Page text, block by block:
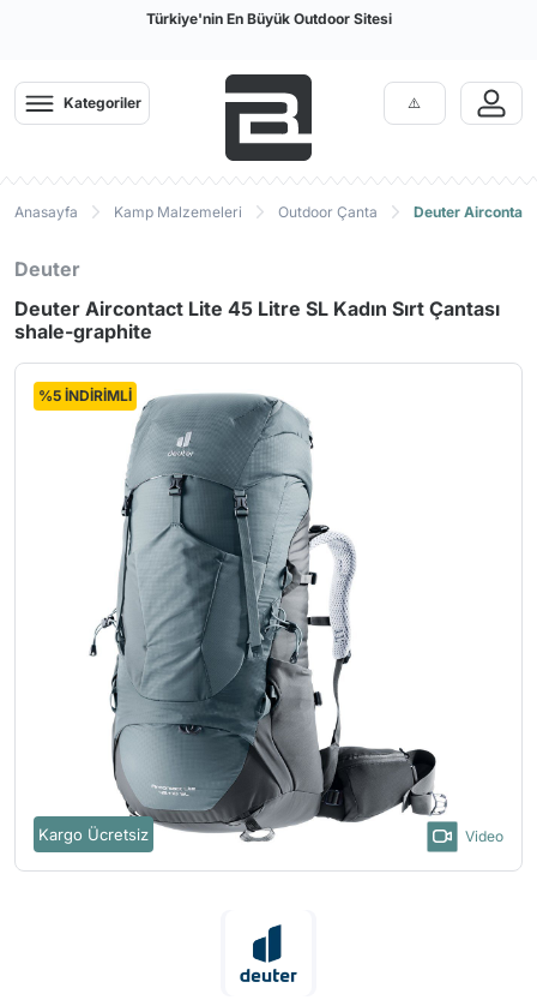
Türkiye'nin En Büyük Outdoor Sitesi
Kategoriler
Anasayfa Kamp Malzemeleri Outdoor Çanta Deuter Aircontact
Deuter
Deuter Aircontact Lite 45 Litre SL Kadın Sırt Çantası
shale-graphite
Kargo Ücretsiz
%5 İNDİRİMLİ
Video